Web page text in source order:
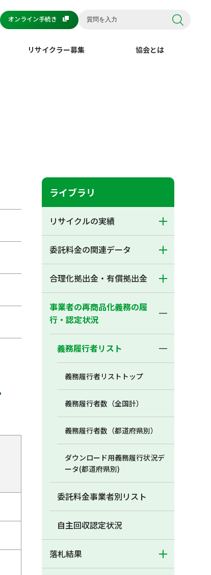
オンライン手続き
リサイクラー募集 協会とは
ライブラリ
リサイクルの実績
委託料金の関連データ
合理化拠出金・有償拠出金
事業者の再商品化義務の履
行・認定状況
義務履行者リスト
義務履行者リストトップ
義務履行者数（全国計）
義務履行者数（都道府県別）
ダウンロード用義務履行状況デ
ータ(都道府県別)
委託料金事業者別リスト
自主回収認定状況
落札結果